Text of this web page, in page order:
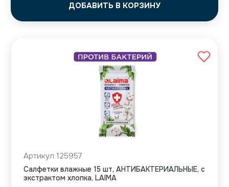
ДОБАВИТЬ В КОРЗИНУ
Артикул 125957
Салфетки влажные 15 шт, АНТИБАКТЕРИАЛЬНЫЕ, с
экстрактом хлопка, LAIMA